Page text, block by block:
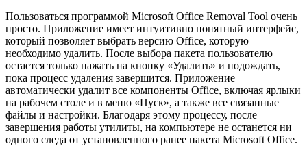
Пользоваться программой Microsoft Office Removal Tool очень
просто. Приложение имеет интуитивно понятный интерфейс,
который позволяет выбрать версию Office, которую
необходимо удалить. После выбора пакета пользователю
остается только нажать на кнопку «Удалить» и подождать,
пока процесс удаления завершится. Приложение
автоматически удалит все компоненты Office, включая ярлыки
на рабочем столе и в меню «Пуск», а также все связанные
файлы и настройки. Благодаря этому процессу, после
завершения работы утилиты, на компьютере не останется ни
одного следа от установленного ранее пакета Microsoft Office.